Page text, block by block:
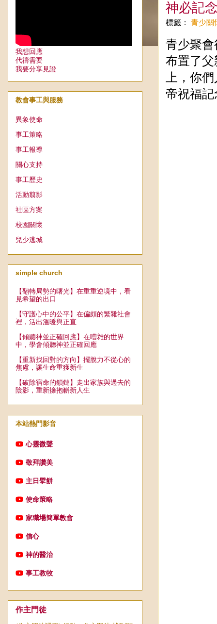
神必記
標籤： 青少關
青少聚
布置了
上，你
帝祝福
我想回應
代禱需要
我要分享見證
教會事工與服務
異象使命
事工策略
事工報導
關心支持
事工歷史
活動翦影
社區方案
校園關懷
兒少逃城
simple church
【翻轉局勢的曙光】在重重逆境中，看
見希望的出口
【守護心中的公平】在偏頗的繁雜社會
裡，活出溫暖與正直
【傾聽神並正確回應】在嘈雜的世界
中，學會傾聽神並正確回應
【重新找回對的方向】擺脫力不從心的
焦慮，讓生命重獲新生
【破除宿命的鎖鏈】走出家族與過去的
陰影，重新擁抱嶄新人生
本站熱門影音
心靈微聲
敬拜讚美
主日擘餅
使命策略
家職場簡單教會
信心
神的醫治
事工教牧
作主門徒